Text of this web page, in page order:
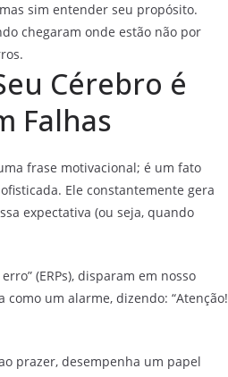
sim entender seu propósito.
chegaram onde estão não por
Cérebro é
Falhas
frase motivacional; é um fato
Ele constantemente gera
expectativa (ou seja, quando
(ERPs), disparam em nosso
um alarme, dizendo: “Atenção!
prazer, desempenha um papel